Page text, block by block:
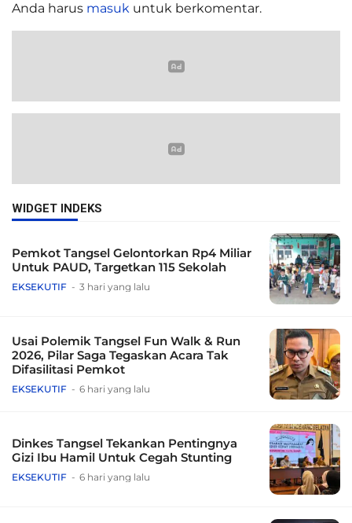
Anda harus masuk untuk berkomentar.
WIDGET INDEKS
Pemkot Tangsel Gelontorkan Rp4 Miliar
Untuk PAUD, Targetkan 115 Sekolah
EKSEKUTIF 3 hari yang lalu
Usai Polemik Tangsel Fun Walk & Run
2026, Pilar Saga Tegaskan Acara Tak
Difasilitasi Pemkot
EKSEKUTIF 6 hari yang lalu
Dinkes Tangsel Tekankan Pentingnya
Gizi Ibu Hamil Untuk Cegah Stunting
EKSEKUTIF 6 hari yang lalu